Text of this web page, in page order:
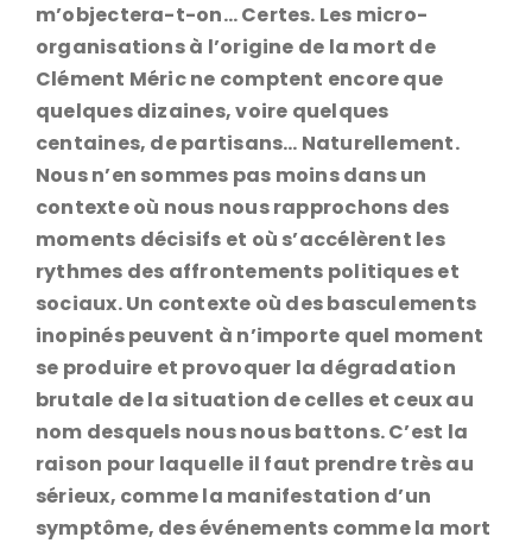
m’objectera-t-on… Certes. Les micro-
organisations à l’origine de la mort de
Clément Méric ne comptent encore que
quelques dizaines, voire quelques
centaines, de partisans… Naturellement.
Nous n’en sommes pas moins dans un
contexte où nous nous rapprochons des
moments décisifs et où s’accélèrent les
rythmes des affrontements politiques et
sociaux. Un contexte où des basculements
inopinés peuvent à n’importe quel moment
se produire et provoquer la dégradation
brutale de la situation de celles et ceux au
nom desquels nous nous battons. C’est la
raison pour laquelle il faut prendre très au
sérieux, comme la manifestation d’un
symptôme, des événements comme la mort